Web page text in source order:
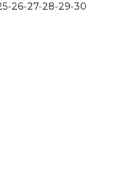
26-27-28-29-30